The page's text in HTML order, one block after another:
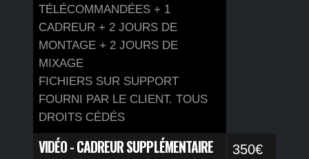
TÉLÉCOMMANDÉES + 1
CADREUR + 2 JOURS DE
MONTAGE + 2 JOURS DE
MIXAGE
FICHIERS SUR SUPPORT
FOURNI PAR LE CLIENT. TOUS
DROITS CÉDÉS
VIDÉO - CADREUR SUPPLÉMENTAIRE 350€